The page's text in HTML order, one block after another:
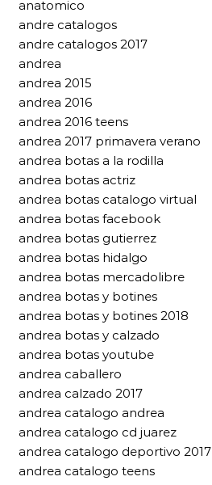
anatomico
andre catalogos
andre catalogos 2017
andrea
andrea 2015
andrea 2016
andrea 2016 teens
andrea 2017 primavera verano
andrea botas a la rodilla
andrea botas actriz
andrea botas catalogo virtual
andrea botas facebook
andrea botas gutierrez
andrea botas hidalgo
andrea botas mercadolibre
andrea botas y botines
andrea botas y botines 2018
andrea botas y calzado
andrea botas youtube
andrea caballero
andrea calzado 2017
andrea catalogo andrea
andrea catalogo cd juarez
andrea catalogo deportivo 2017
andrea catalogo teens